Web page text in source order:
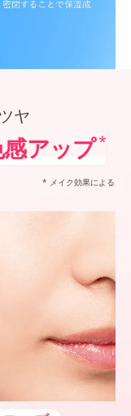
シワ改善・美白*6、
ルビス調べ リンクルホワイト
テクターを含む）
に新たな膜ができ始めること
ヤ
アップ*
* メイク効果による